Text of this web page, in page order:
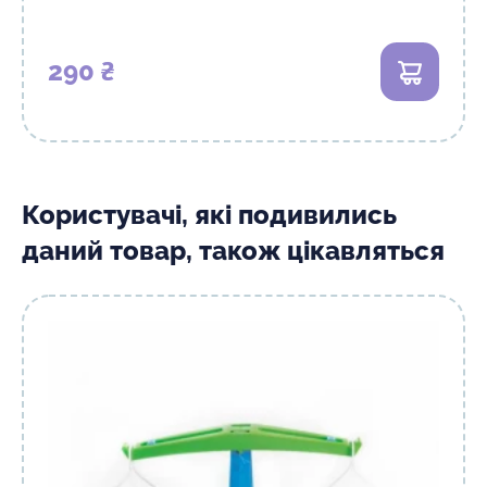
290 ₴ В кошик
Користувачі, які подивились
даний товар, також цікавляться